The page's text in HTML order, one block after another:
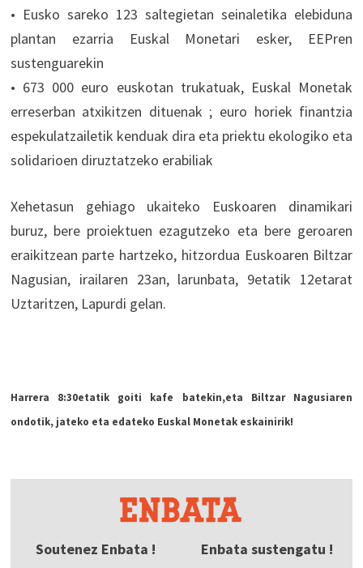
• Eusko sareko 123 saltegietan seinaletika elebiduna
plantan ezarria Euskal Monetari esker, EEPren
sustenguarekin
• 673 000 euro euskotan trukatuak, Euskal Monetak
erreserban atxikitzen dituenak ; euro horiek finantzia
espekulatzailetik kenduak dira eta priektu ekologiko eta
solidarioen diruztatzeko erabiliak
Xehetasun gehiago ukaiteko Euskoaren dinamikari
buruz, bere proiektuen ezagutzeko eta bere geroaren
eraikitzean parte hartzeko, hitzordua Euskoaren Biltzar
Nagusian, irailaren 23an, larunbata, 9etatik 12etarat
Uztaritzen, Lapurdi gelan.
Harrera 8:30etatik goiti kafe batekin,eta Biltzar Nagusiaren
ondotik, jateko eta edateko Euskal Monetak eskainirik!
Soutenez Enbata ! Enbata sustengatu !